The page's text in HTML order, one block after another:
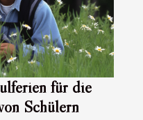
für die
Schülern